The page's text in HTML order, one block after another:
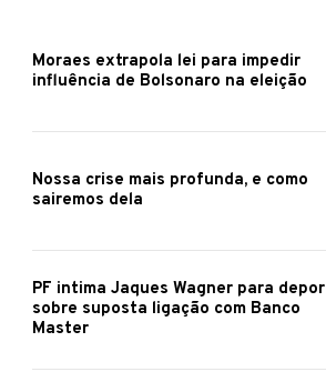
Moraes extrapola lei para impedir
influência de Bolsonaro na eleição
Nossa crise mais profunda, e como
sairemos dela
PF intima Jaques Wagner para depor
sobre suposta ligação com Banco
Master